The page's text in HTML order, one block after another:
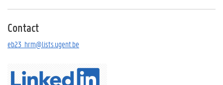
Contact
eb23_hrm@lists.ugent.be